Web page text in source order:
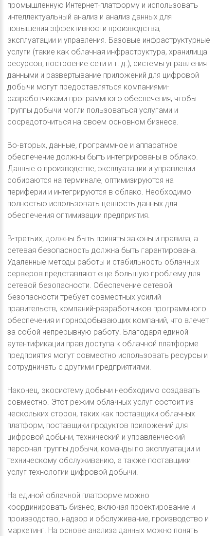
промышленную Интернет-платформу и использовать
интеллектуальный анализ и анализ данных для
повышения эффективности производства,
эксплуатации и управления. Базовые инфраструктурные
услуги (такие как облачная инфраструктура, хранилища
ресурсов, построение сети и т. д.), системы управления
данными и развертывание приложений для цифровой
добычи могут предоставляться компаниями-
разработчиками программного обеспечения, чтобы
группы добычи могли пользоваться услугами и
сосредоточиться на своем основном бизнесе.
Во-вторых, данные, программное и аппаратное
обеспечение должны быть интегрированы в облако.
Данные о производстве, эксплуатации и управлении
собираются на терминале, оптимизируются на
периферии и интегрируются в облако. Необходимо
полностью использовать ценность данных для
обеспечения оптимизации предприятия.
В-третьих, должны быть приняты законы и правила, а
сетевая безопасность должна быть гарантирована.
Удаленные методы работы и стабильность облачных
серверов представляют еще большую проблему для
сетевой безопасности. Обеспечение сетевой
безопасности требует совместных усилий
правительств, компаний-разработчиков программного
обеспечения и горнодобывающих компаний, что влечет
за собой непрерывную работу. Благодаря единой
аутентификации прав доступа к облачной платформе
предприятия могут совместно использовать ресурсы и
сотрудничать с другими предприятиями.
Наконец, экосистему добычи необходимо создавать
совместно. Этот режим облачных услуг состоит из
нескольких сторон, таких как поставщики облачных
платформ, поставщики продуктов приложений для
цифровой добычи, технический и управленческий
персонал группы добычи, команды по эксплуатации и
техническому обслуживанию, а также поставщики
услуг технологии цифровой добычи.
На единой облачной платформе можно
координировать бизнес, включая проектирование и
производство, надзор и обслуживание, производство и
маркетинг. На основе анализа данных можно понять